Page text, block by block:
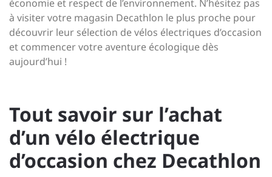
économie et respect de l’environnement. N’hésitez pas
à visiter votre magasin Decathlon le plus proche pour
découvrir leur sélection de vélos électriques d’occasion
et commencer votre aventure écologique dès
aujourd’hui !
Tout savoir sur l’achat
d’un vélo électrique
d’occasion chez Decathlon